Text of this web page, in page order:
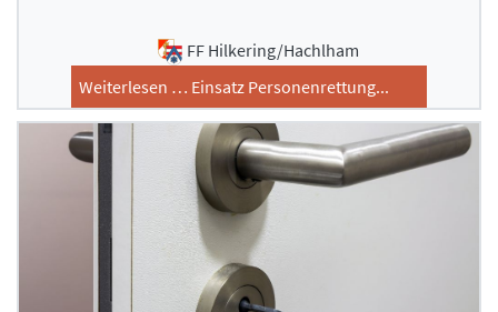
Jugend
Jugend
Kontakt
FF Hilkering/Hachlham
Weiterlesen … Einsatz Personenrettung...